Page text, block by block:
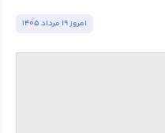
امروز ١٩ مرداد ١٤٠٥